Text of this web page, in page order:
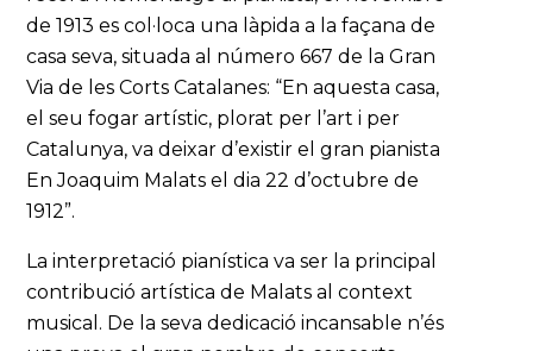
de 1913 es col·loca una làpida a la façana de
casa seva, situada al número 667 de la Gran
Via de les Corts Catalanes: “En aquesta casa,
el seu fogar artístic, plorat per l’art i per
Catalunya, va deixar d’existir el gran pianista
En Joaquim Malats el dia 22 d’octubre de
1912”.
La interpretació pianística va ser la principal
contribució artística de Malats al context
musical. De la seva dedicació incansable n’és